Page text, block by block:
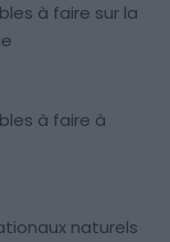
à faire sur la
à faire à
naturels